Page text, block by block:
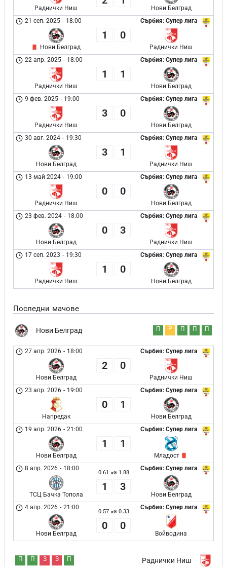
Раднички Ниш
Нови Белград
Сърбия: Супер лига
21 сеп. 2025 - 18:00
Нови Белград
1 0
Раднички Ниш
Сърбия: Супер лига
22 апр. 2025 - 18:00
Раднички Ниш
1 1
Нови Белград
Сърбия: Супер лига
9 фев. 2025 - 19:00
Раднички Ниш
3 0
Нови Белград
Сърбия: Супер лига
30 авг. 2024 - 19:30
Нови Белград
3 1
Раднички Ниш
Сърбия: Супер лига
13 май 2024 - 19:00
Раднички Ниш
0 0
Нови Белград
Сърбия: Супер лига
23 фев. 2024 - 18:00
Нови Белград
0 3
Раднички Ниш
Сърбия: Супер лига
17 сеп. 2023 - 19:30
Раднички Ниш
1 0
Нови Белград
Последни мачове
Нови Белград П Р П П П
Сърбия: Супер лига
27 апр. 2026 - 18:00
Нови Белград
2 0
Раднички Ниш
Сърбия: Супер лига
23 апр. 2026 - 19:00
Напредак
0 1
Нови Белград
Сърбия: Супер лига
19 апр. 2026 - 21:00
Нови Белград
1 1
Младост
Сърбия: Супер лига
8 апр. 2026 - 18:00
ТСЦ Бачка Топола
0.61 xG 1.88
1 3
Нови Белград
Сърбия: Супер лига
4 апр. 2026 - 21:00
Нови Белград
0.57 xG 0.33
0 0
Войводина
Раднички Ниш
П П З З П